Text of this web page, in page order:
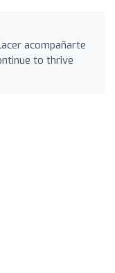
acompañarte
to thrive